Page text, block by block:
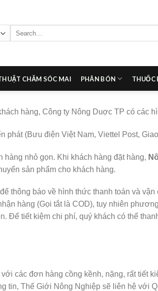
Search
CHĂM SÓC MAI PHÂN BÓN THUỐC
hàng, Công ty Nông Duợc TP có các
phát (Bưu điện Việt Nam, Viettel Post,
nhỏ gọn. Khi khách hàng đặt hàng,
sản phẩm cho khách hàng.
thông báo về hình thức thanh toán và
hàng (Gọi tắt là COD), tuy nhiên
Để tiết kiệm chi phí, quý khách có thể
các đơn hàng cồng kềnh, nặng, rất tiết
tin, Thế Giới Nông Nghiệp sẽ liên hệ với